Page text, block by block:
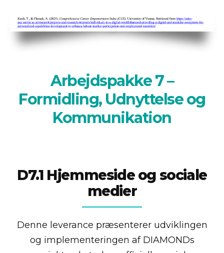
Arbejdspakke 7 –
Formidling, Udnyttelse og
Kommunikation
D7.1 Hjemmeside og sociale
medier
Denne leverance præsenterer udviklingen
og implementeringen af DIAMONDs